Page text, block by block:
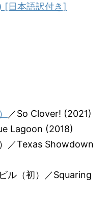
[日本語訳付き]
／So Clover! (2021)
Lagoon (2018)
／Texas Showdown
ル（初）／Squaring